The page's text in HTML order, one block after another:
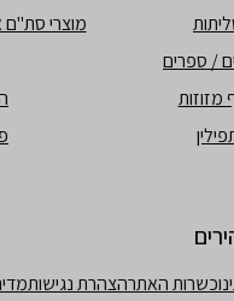
מוצרי סת"ם
/ ספרים
מזוזות
כשרות האתרהצהרת נגישות